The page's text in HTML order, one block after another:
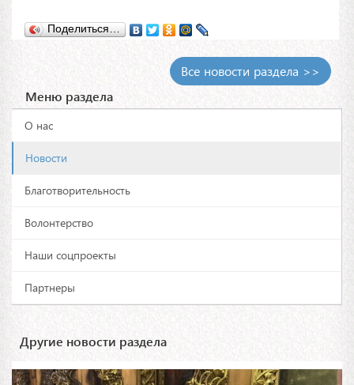
Поделиться…
Все новости раздела >>
Меню раздела
О нас
Новости
Благотворительность
Волонтерство
Наши соцпроекты
Партнеры
Другие новости раздела